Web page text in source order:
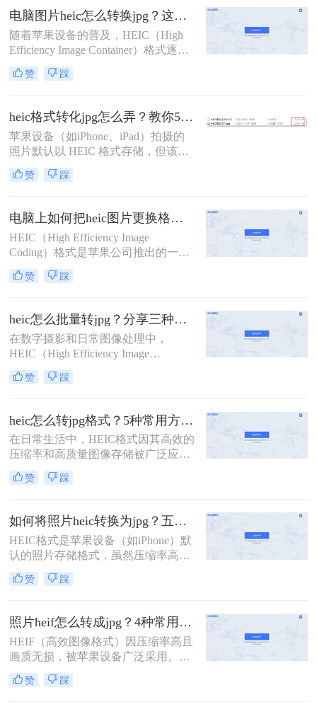
压缩。然而，由于HEIC格式的兼容性
在非Apple设备上较差，许多用户需
要将HEIC格式的照片转换为JPG格
式。那么照片的heic格式怎么换jpg
呢？本文将介绍两种将HEIC格式照片
转换为JPG格式的方法。
电脑图片heic怎么转换jpg？这里有2个好方法分享！
随着苹果设备的普及，HEIC（High
Efficiency Image Container）格式逐渐
成为iPhone和iPad等设备默认保存照
片的方式。然而，由于该格式在非苹
要将HEIC文件转换为更常见的JPG格
式以便于跨平台使用。那么电脑图片
heic怎么转换jpg呢？本文将介绍两种
适用于Windows和Mac电脑用户的
HEIC转JPG的方法。
赞 踩
heic格式转化jpg怎么弄？教你5种常用方法！
苹果设备（如iPhone、iPad）拍摄的
照片默认以 HEIC 格式存储，但该格
式在非苹果设备或部分软件中可能无
法直接打开。那么heic格式转化jpg怎
您快速完成格式转换。
赞 踩
电脑上如何把heic图片更换格式？教你四种转换方法！
HEIC（High Efficiency Image
Coding）格式是苹果公司推出的一种
高效图像编码格式，主要用于iOS设
备上拍摄的照片和视频。由于其高效
格式逐渐在苹果用户中普及。然而，
对于使用Windows系统的用户来说，
可能会遇到无法直接打开或编辑HEIC
图片的问题。那么电脑上如何把heic
图片更换格式呢？本文将介绍四种将
HEIC图片更换格式的方法。
赞 踩
heic怎么批量转jpg？分享三种常用的转换方法！
在数字摄影和日常图像处理中，
HEIC（High Efficiency Image
Format）作为一种高效的图像格式，
因其出色的压缩率和图像质量而备受
用。然而，这种格式在非苹果设备或
某些应用程序中可能不被直接支持，
因此需要将HEIC批量转换为更通用的
JPG格式。那么heic怎么批量转jpg
呢？本文将介绍三种将HEIC批量转换
为JPG的高效方法。
赞 踩
heic怎么转jpg格式？5种常用方法详细解析！
在日常生活中，HEIC格式因其高效的
压缩率和高质量图像存储被广泛应用
于苹果设备中。然而，由于其兼容性
较差，许多老旧设备或平台无法直接
看、分享的需求，将HEIC转换为通用
的JPG格式成为常见操作。那么heic怎
么转jpg格式呢？以下是几种常用方法
的详细解析，帮助您高效完成转换。
赞 踩
如何将照片heic转换为jpg？五种常用方法详解！
HEIC格式是苹果设备（如iPhone）默
认的照片存储格式，虽然压缩率高、
画质优秀，但兼容性较差，许多软件
或平台无法直接打开。而JPG格式因
成为更通用的选择。那么如何将照片
heic转换为jpg呢？以下是五种常用方
法，适合不同场景和用户需求。
赞 踩
照片heif怎么转成jpg？4种常用方法详解！
HEIF（高效图像格式）因压缩率高且
画质无损，被苹果设备广泛采用。然
而，其兼容性较差，尤其在非苹果设
备或部分平台上难以直接使用。那么
赞 踩